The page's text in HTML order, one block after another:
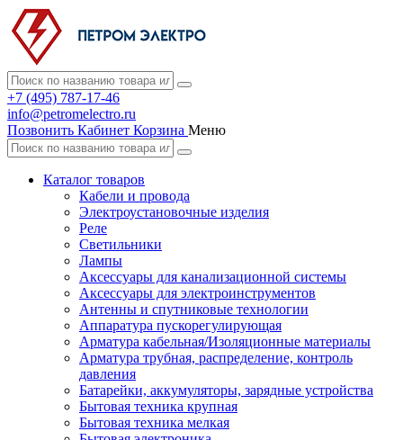
+7 (495) 787-17-46
info@petromelectro.ru
Позвонить Кабинет Корзина Меню
Каталог товаров
Кабели и провода
Электроустановочные изделия
Реле
Светильники
Лампы
Аксессуары для канализационной системы
Аксессуары для электроинструментов
Антенны и спутниковые технологии
Аппаратура пускорегулирующая
Арматура кабельная/Изоляционные материалы
Арматура трубная, распределение, контроль
давления
Батарейки, аккумуляторы, зарядные устройства
Бытовая техника крупная
Бытовая техника мелкая